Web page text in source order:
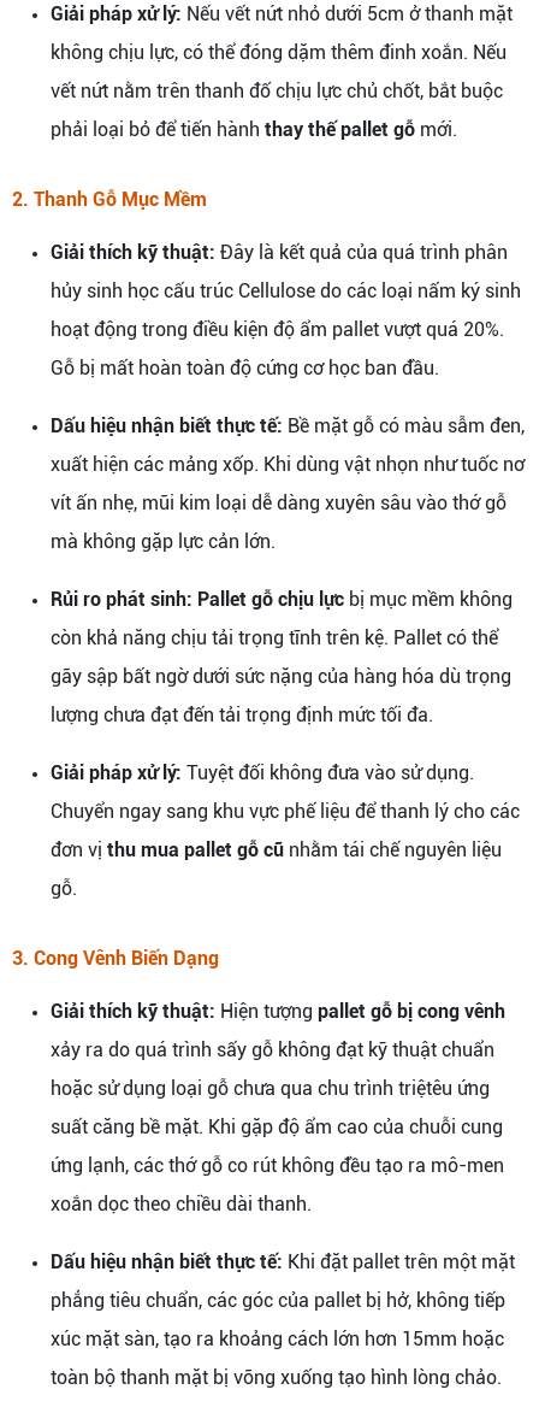
Giải pháp xử lý: Nếu vết nứt nhỏ dưới 5cm ở thanh mặt
không chịu lực, có thể đóng dặm thêm đinh xoắn. Nếu
vết nứt nằm trên thanh đố chịu lực chủ chốt, bắt buộc
phải loại bỏ để tiến hành thay thế pallet gỗ mới.
2. Thanh Gỗ Mục Mềm
Giải thích kỹ thuật: Đây là kết quả của quá trình phân
hủy sinh học cấu trúc Cellulose do các loại nấm ký sinh
hoạt động trong điều kiện độ ẩm pallet vượt quá 20%.
Gỗ bị mất hoàn toàn độ cứng cơ học ban đầu.
Dấu hiệu nhận biết thực tế: Bề mặt gỗ có màu sẫm đen,
xuất hiện các mảng xốp. Khi dùng vật nhọn như tuốc nơ
vít ấn nhẹ, mũi kim loại dễ dàng xuyên sâu vào thớ gỗ
mà không gặp lực cản lớn.
Rủi ro phát sinh: Pallet gỗ chịu lực bị mục mềm không
còn khả năng chịu tải trọng tĩnh trên kệ. Pallet có thể
gãy sập bất ngờ dưới sức nặng của hàng hóa dù trọng
lượng chưa đạt đến tải trọng định mức tối đa.
Giải pháp xử lý: Tuyệt đối không đưa vào sử dụng.
Chuyển ngay sang khu vực phế liệu để thanh lý cho các
đơn vị thu mua pallet gỗ cũ nhằm tái chế nguyên liệu
gỗ.
3. Cong Vênh Biến Dạng
Giải thích kỹ thuật: Hiện tượng pallet gỗ bị cong vênh
xảy ra do quá trình sấy gỗ không đạt kỹ thuật chuẩn
hoặc sử dụng loại gỗ chưa qua chu trình triệtêu ứng
suất căng bề mặt. Khi gặp độ ẩm cao của chuỗi cung
ứng lạnh, các thớ gỗ co rút không đều tạo ra mô-men
xoắn dọc theo chiều dài thanh.
Dấu hiệu nhận biết thực tế: Khi đặt pallet trên một mặt
phẳng tiêu chuẩn, các góc của pallet bị hở, không tiếp
xúc mặt sàn, tạo ra khoảng cách lớn hơn 15mm hoặc
toàn bộ thanh mặt bị võng xuống tạo hình lòng chảo.